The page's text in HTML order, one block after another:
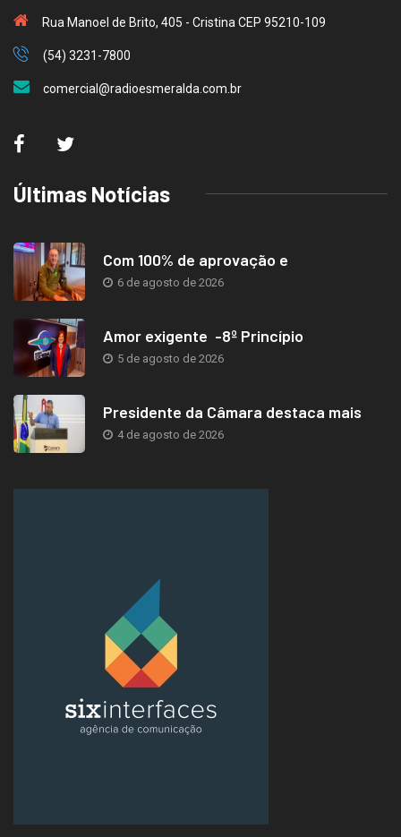
Rua Manoel de Brito, 405 - Cristina CEP 95210-109
(54) 3231-7800
comercial@radioesmeralda.com.br
Últimas Notícias
Com 100% de aprovação e
6 de agosto de 2026
Amor exigente -8º Princípio
5 de agosto de 2026
Presidente da Câmara destaca mais
4 de agosto de 2026